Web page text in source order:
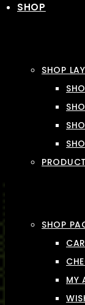
SHOP
SHOP
SHOP
MY